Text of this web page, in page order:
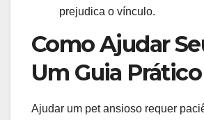
prejudica o vínculo.
Como Ajudar
Um Guia Prático
Ajudar um pet ansioso requer